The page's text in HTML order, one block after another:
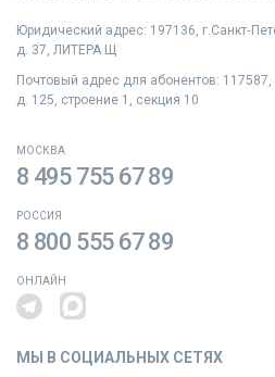
Юридический адрес: 197136,
д. 37, ЛИТЕРА Щ
Почтовый адрес для абонентов:
д. 125, строение 1, секция 10
МОСКВА
8 495 755 67 89
РОССИЯ
8 800 555 67 89
ОНЛАЙН
МЫ В СОЦИАЛЬНЫХ СЕТЯХ